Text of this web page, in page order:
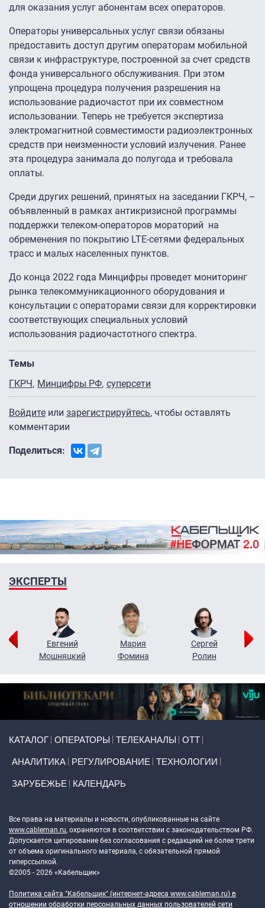
для оказания услуг абонентам всех операторов.
Операторы универсальных услуг связи обязаны
предоставить доступ другим операторам мобильной
связи к инфраструктуре, построенной за счет средств
фонда универсального обслуживания. При этом
упрощена процедура получения разрешения на
использование радиочастот при их совместном
использовании. Теперь не требуется экспертиза
электромагнитной совместимости радиоэлектронных
средств при неизменности условий излучения. Ранее
эта процедура занимала до полугода и требовала
оплаты.
Среди других решений, принятых на заседании ГКРЧ, –
объявленный в рамках антикризисной программы
поддержки телеком-операторов мораторий на
обременения по покрытию LTE-сетями федеральных
трасс и малых населенных пунктов.
До конца 2022 года Минцифры проведет мониторинг
рынка телекоммуникационного оборудования и
консультации с операторами связи для корректировки
соответствующих специальных условий
использования радиочастотного спектра.
Темы
ГКРЧ
Минцифры РФ суперсети
Войдите или зарегистрируйтесь, чтобы оставлять
комментарии
Поделиться:
ЭКСПЕРТЫ
Евгений
Мошняцкий
Мария
Фомина
Сергей
Ролин
КАТАЛОГ ОПЕРАТОРЫ ТЕЛЕКАНАЛЫ ОТТ
АНАЛИТИКА РЕГУЛИРОВАНИЕ ТЕХНОЛОГИИ
ЗАРУБЕЖЬЕ КАЛЕНДАРЬ
Все права на материалы и новости, опубликованные на сайте
www.cableman.ru, охраняются в соответствии с законодательством РФ.
Допускается цитирование без согласования с редакцией не более трети
от объема оригинального материала, с обязательной прямой
гиперссылкой.
©2005 - 2026 «Кабельщик»
Политика сайта "Кабельщик" (интернет-адреса www.cableman.ru) в
отношении обработки персональных данных пользователей сети